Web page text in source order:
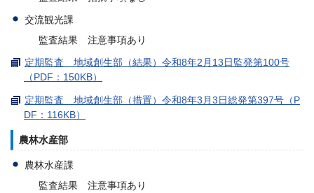
交流観光課
監査結果 注意事項あり
定期監査 地域創生部（結果）令和8年2月13日監発第100号
（PDF：150KB）
定期監査 地域創生部（措置）令和8年3月3日総発第397号（P
DF：116KB）
農林水産部
農林水産課
監査結果 注意事項あり